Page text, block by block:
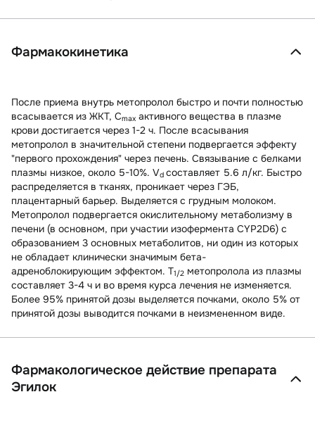
Фармакокинетика
После приема внутрь метопролол быстро и почти полностью
всасывается из ЖКТ, Cmax активного вещества в плазме
крови достигается через 1-2 ч. После всасывания
метопролол в значительной степени подвергается эффекту
"первого прохождения" через печень. Связывание с белками
плазмы низкое, около 5-10%. Vd составляет 5.6 л/кг. Быстро
распределяется в тканях, проникает через ГЭБ,
плацентарный барьер. Выделяется с грудным молоком.
Метопролол подвергается окислительному метаболизму в
печени (в основном, при участии изофермента CYP2D6) с
образованием 3 основных метаболитов, ни один из которых
не обладает клинически значимым бета-
адреноблокирующим эффектом. T1/2 метопролола из плазмы
составляет 3-4 ч и во время курса лечения не изменяется.
Более 95% принятой дозы выделяется почками, около 5% от
принятой дозы выводится почками в неизмененном виде.
Фармакологическое действие препарата
Эгилок